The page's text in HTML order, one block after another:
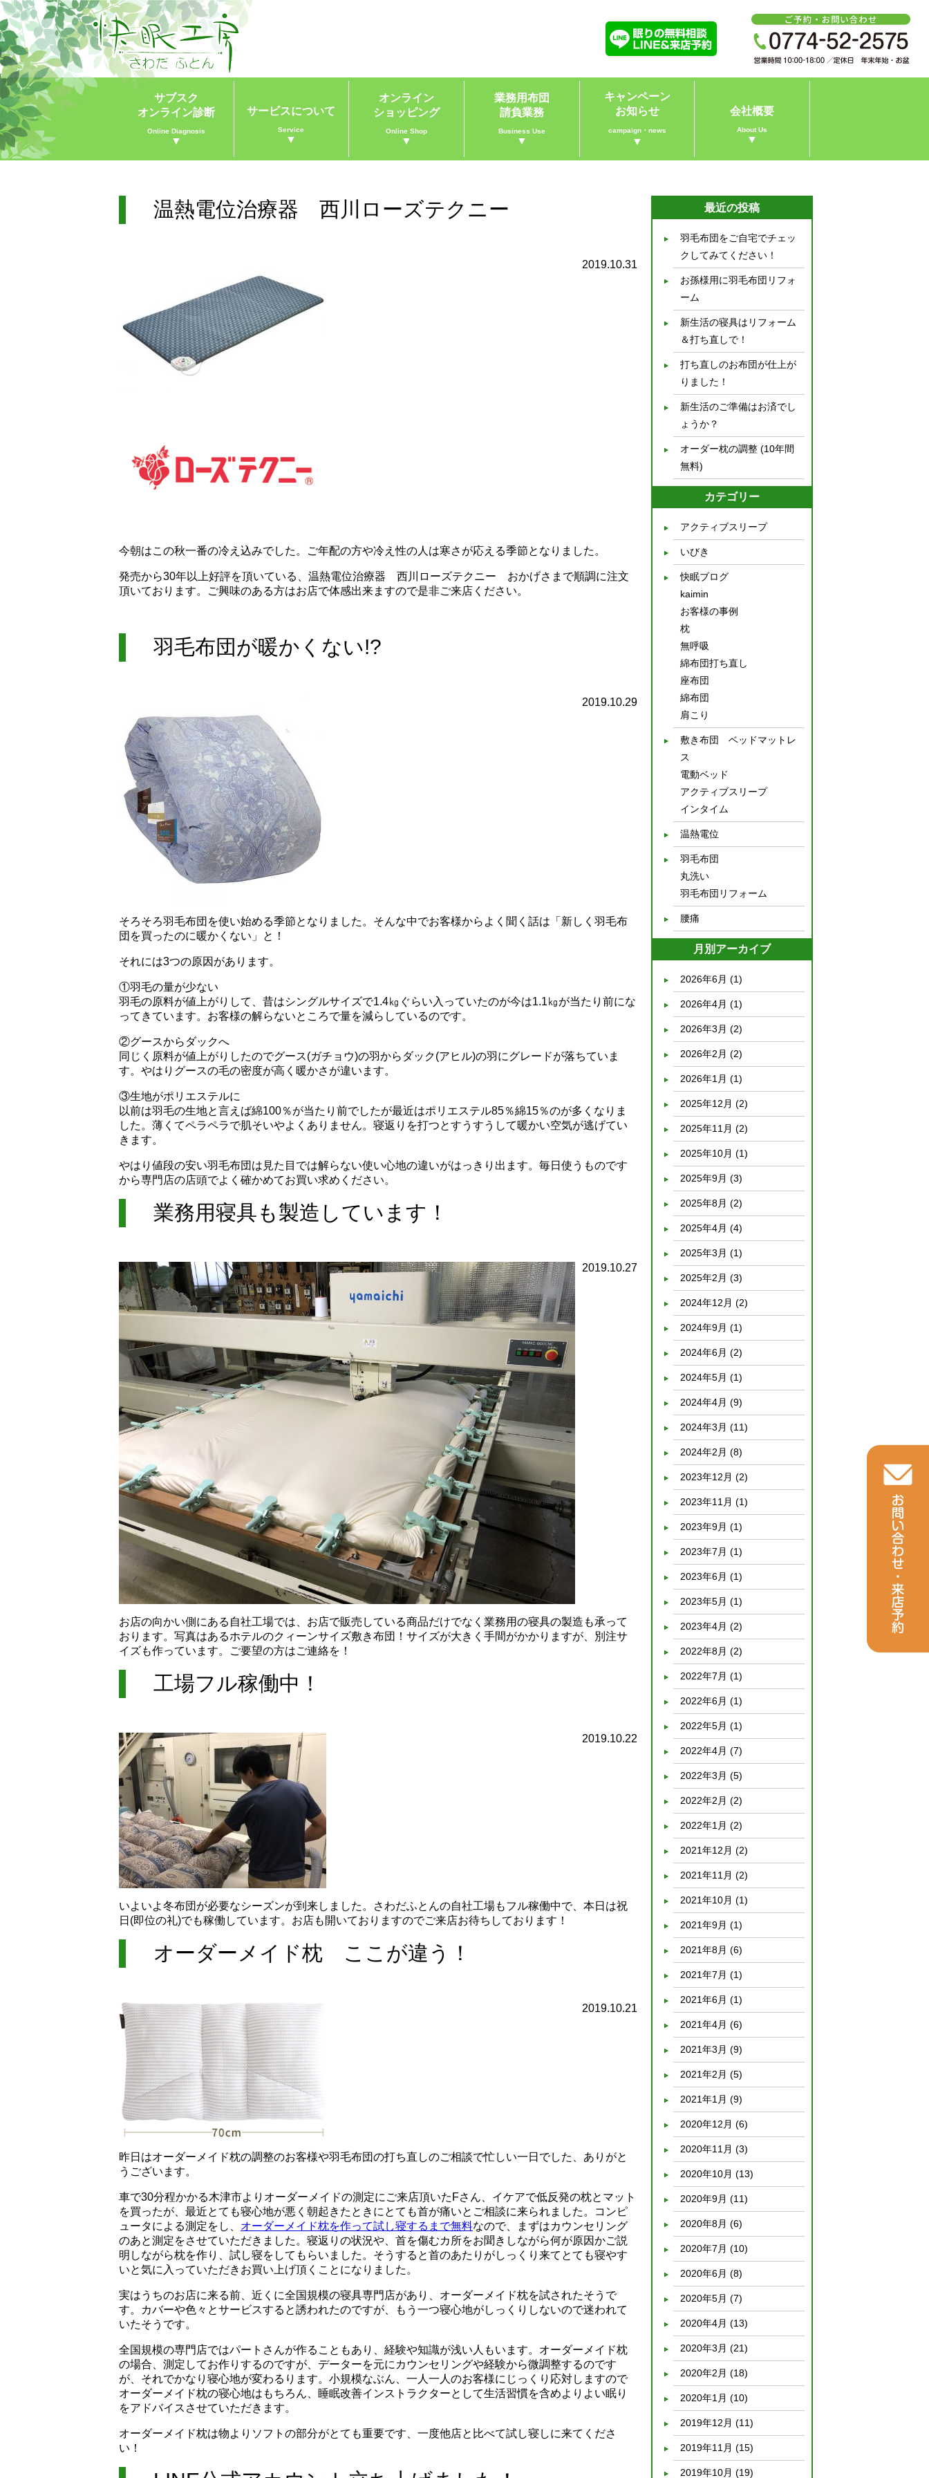
サブスク
オンライン診断
Online Diagnosis
▼
サービスについて
Service
▼
オンライン
ショッピング
Online Shop
▼
業務用布団
請負業務
Business Use
▼
キャンペーン
お知らせ
campaign・news
▼
会社概要
About Us
▼
温熱電位治療器 西川ローズテクニー
2019.10.31
今朝はこの秋一番の冷え込みでした。ご年配の方や冷え性の人は寒さが応える季節となりました。
発売から30年以上好評を頂いている、温熱電位治療器 西川ローズテクニー おかげさまで順調に注文
頂いております。ご興味のある方はお店で体感出来ますので是非ご来店ください。
羽毛布団が暖かくない!?
2019.10.29
そろそろ羽毛布団を使い始める季節となりました。そんな中でお客様からよく聞く話は「新しく羽毛布
団を買ったのに暖かくない」と！
それには3つの原因があります。
①羽毛の量が少ない
羽毛の原料が値上がりして、昔はシングルサイズで1.4㎏ぐらい入っていたのが今は1.1㎏が当たり前にな
ってきています。お客様の解らないところで量を減らしているのです。
②グースからダックへ
同じく原料が値上がりしたのでグース(ガチョウ)の羽からダック(アヒル)の羽にグレードが落ちていま
す。やはりグースの毛の密度が高く暖かさが違います。
③生地がポリエステルに
以前は羽毛の生地と言えば綿100％が当たり前でしたが最近はポリエステル85％綿15％のが多くなりま
した。薄くてペラペラで肌そいやよくありません。寝返りを打つとすうすうして暖かい空気が逃げてい
きます。
やはり値段の安い羽毛布団は見た目では解らない使い心地の違いがはっきり出ます。毎日使うものです
から専門店の店頭でよく確かめてお買い求めください。
業務用寝具も製造しています！
2019.10.27
お店の向かい側にある自社工場では、お店で販売している商品だけでなく業務用の寝具の製造も承って
おります。写真はあるホテルのクィーンサイズ敷き布団！サイズが大きく手間がかかりますが、別注サ
イズも作っています。ご要望の方はご連絡を！
工場フル稼働中！
2019.10.22
いよいよ冬布団が必要なシーズンが到来しました。さわだふとんの自社工場もフル稼働中で、本日は祝
日(即位の礼)でも稼働しています。お店も開いておりますのでご来店お待ちしております！
オーダーメイド枕 ここが違う！
2019.10.21
昨日はオーダーメイド枕の調整のお客様や羽毛布団の打ち直しのご相談で忙しい一日でした、ありがと
うございます。
車で30分程かかる木津市よりオーダーメイドの測定にご来店頂いたFさん、イケアで低反発の枕とマット
を買ったが、最近とても寝心地が悪く朝起きたときにとても首が痛いとご相談に来られました。コンピ
ュータによる測定をし、 オーダーメイド枕を作って試し寝するまで無料なので、まずはカウンセリング
のあと測定をさせていただきました。寝返りの状況や、首を傷むカ所をお聞きしながら何が原因かご説
明しながら枕を作り、試し寝をしてもらいました。そうすると首のあたりがしっくり来てとても寝やす
いと気に入っていただきお買い上げ頂くことになりました。
実はうちのお店に来る前、近くに全国規模の寝具専門店があり、オーダーメイド枕を試されたそうで
す。カバーや色々とサービスすると誘われたのですが、もう一つ寝心地がしっくりしないので迷われて
いたそうです。
全国規模の専門店ではパートさんが作ることもあり、経験や知識が浅い人もいます。オーダーメイド枕
の場合、測定してお作りするのですが、データーを元にカウンセリングや経験から微調整するのです
が、それでかなり寝心地が変わるります。小規模なぶん、一人一人のお客様にじっくり応対しますので
オーダーメイド枕の寝心地はもちろん、睡眠改善インストラクターとして生活習慣を含めよりよい眠り
をアドバイスさせていただきます。
オーダーメイド枕は物よりソフトの部分がとても重要です、一度他店と比べて試し寝しに来てくださ
い！
最近の投稿
羽毛布団をご自宅でチェッ
クしてみてください！
お孫様用に羽毛布団リフォ
ーム
新生活の寝具はリフォーム
＆打ち直しで！
打ち直しのお布団が仕上が
りました！
新生活のご準備はお済でし
ょうか？
オーダー枕の調整 (10年間
無料)
カテゴリー
アクティブスリープ
いびき
快眠ブログ
kaimin
お客様の事例
枕
無呼吸
綿布団打ち直し
座布団
綿布団
肩こり
敷き布団 ベッドマットレ
ス
電動ベッド
アクティブスリープ
インタイム
温熱電位
羽毛布団
丸洗い
羽毛布団リフォーム
腰痛
月別アーカイブ
2026年6月 (1)
2026年4月 (1)
2026年3月 (2)
2026年2月 (2)
2026年1月 (1)
2025年12月 (2)
2025年11月 (2)
2025年10月 (1)
2025年9月 (3)
2025年8月 (2)
2025年4月 (4)
2025年3月 (1)
2025年2月 (3)
2024年12月 (2)
2024年9月 (1)
2024年6月 (2)
2024年5月 (1)
2024年4月 (9)
2024年3月 (11)
2024年2月 (8)
2023年12月 (2)
2023年11月 (1)
2023年9月 (1)
2023年7月 (1)
2023年6月 (1)
2023年5月 (1)
2023年4月 (2)
2022年8月 (2)
2022年7月 (1)
2022年6月 (1)
2022年5月 (1)
2022年4月 (7)
2022年3月 (5)
2022年2月 (2)
2022年1月 (2)
2021年12月 (2)
2021年11月 (2)
2021年10月 (1)
2021年9月 (1)
2021年8月 (6)
2021年7月 (1)
2021年6月 (1)
2021年4月 (6)
2021年3月 (9)
2021年2月 (5)
2021年1月 (9)
2020年12月 (6)
2020年11月 (3)
2020年10月 (13)
2020年9月 (11)
2020年8月 (6)
2020年7月 (10)
2020年6月 (8)
2020年5月 (7)
2020年4月 (13)
2020年3月 (21)
2020年2月 (18)
2020年1月 (10)
2019年12月 (11)
2019年11月 (15)
2019年10月 (19)